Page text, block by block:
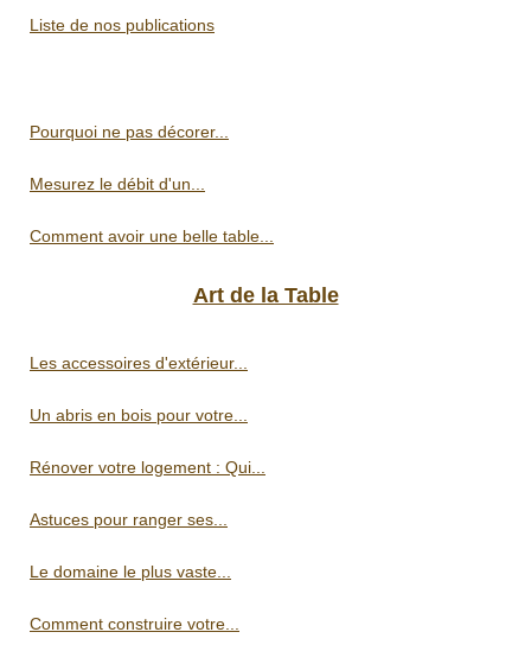
Liste de nos publications
Pourquoi ne pas décorer...
Mesurez le débit d'un...
Comment avoir une belle table...
Art de la Table
Les accessoires d'extérieur...
Un abris en bois pour votre...
Rénover votre logement : Qui...
Astuces pour ranger ses...
Le domaine le plus vaste...
Comment construire votre...